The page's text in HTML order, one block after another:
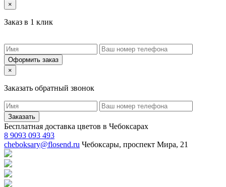
×
Заказ в 1 клик
Оформить заказ
×
Заказать обратный звонок
Заказать
Бесплатная доставка цветов в Чебоксарах
8 9093 093 493
cheboksary@flosend.ru Чебоксары, проспект Мира, 21